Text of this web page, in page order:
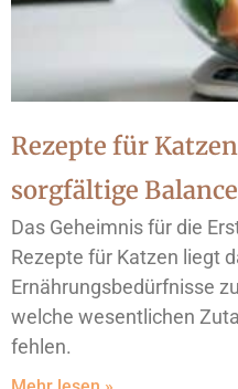
Rezepte für
sorgfältige Balance
Das Geheimnis für die
Rezepte für Katzen liegt
Ernährungsbedürfnisse
welche wesentlichen
fehlen.